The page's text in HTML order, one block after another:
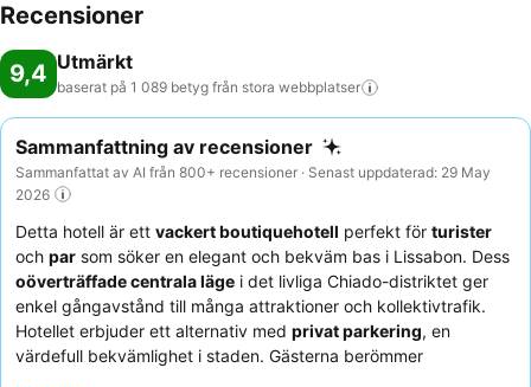
Recensioner
9,4 Utmärkt
baserat på 1 089 betyg från stora webbplatser
Sammanfattning av recensioner
Sammanfattat av AI från 800+ recensioner · Senast uppdaterad: 29 May
2026
Detta hotell är ett vackert boutiquehotell perfekt för turister
och par som söker en elegant och bekväm bas i Lissabon. Dess
oöverträffade centrala läge i det livliga Chiado-distriktet ger
enkel gångavstånd till många attraktioner och kollektivtrafik.
Hotellet erbjuder ett alternativ med privat parkering, en
värdefull bekvämlighet i staden. Gästerna berömmer